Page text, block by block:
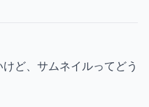
ど、サムネイルってどう